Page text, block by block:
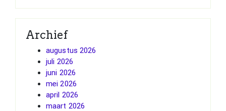
Archief
augustus 2026
juli 2026
juni 2026
mei 2026
april 2026
maart 2026